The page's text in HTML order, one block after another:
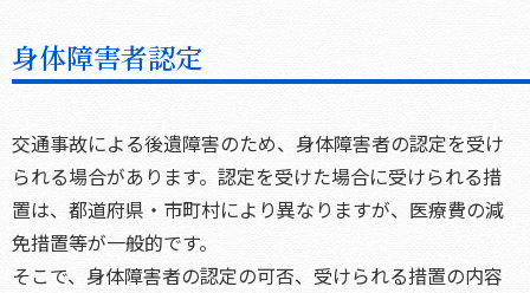
身体障害者認定
交通事故による後遺障害のため、身体障害者の認定を受け
られる場合があります。認定を受けた場合に受けられる措
置は、都道府県・市町村により異なりますが、医療費の減
免措置等が一般的です。
そこで、身体障害者の認定の可否、受けられる措置の内容